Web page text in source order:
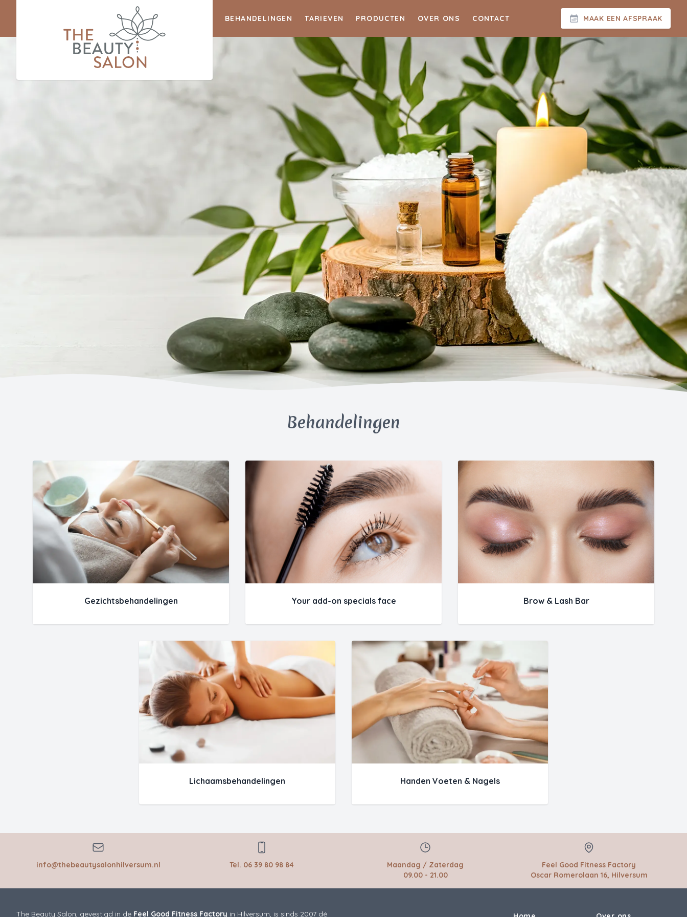
BEHANDELINGEN TARIEVEN PRODUCTEN OVER ONS CONTACT MAAK EEN AFSPRAAK
Behandelingen
Gezichtsbehandelingen Your add-on specials face Brow & Lash Bar
Lichaamsbehandelingen Handen Voeten & Nagels
info@thebeautysalonhilversum.nl Tel. 06 39 80 98 84
Maandag / Zaterdag
09.00 - 21.00
Feel Good Fitness Factory
Oscar Romerolaan 16, Hilversum
The Beauty Salon, gevestigd in de Feel Good Fitness Factory in Hilversum, is sinds 2007 dé